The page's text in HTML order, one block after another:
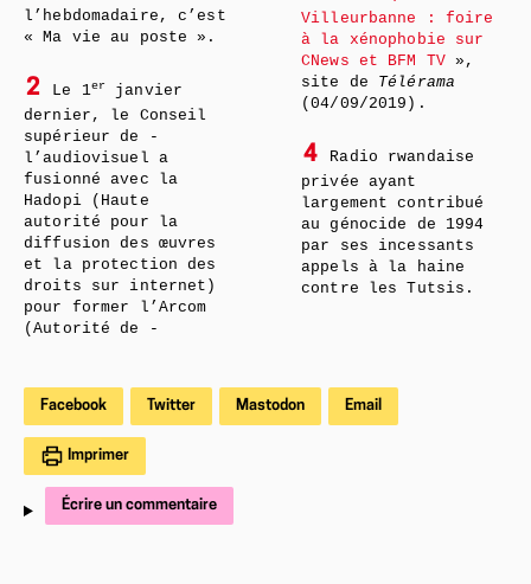
l’hebdomadaire, c’est
« Ma vie au poste ».
2 Le 1er
janvier
dernier, le Conseil
supérieur de ­
l’audiovisuel a
fusionné avec la
Hadopi (Haute
autorité pour la
diffusion des œuvres
et la protection des
droits sur ­internet)
pour former l’Arcom
(Autorité de ­
Villeurbanne : foire
à la xénophobie sur
CNews et BFM TV»,
site de Télérama
(04/09/2019).
4
Radio rwandaise
privée ayant
largement contribué
au génocide de 1994
par ses incessants
appels à la haine
contre les Tutsis.
Facebook Twitter Mastodon Email
Imprimer
Écrire un commentaire